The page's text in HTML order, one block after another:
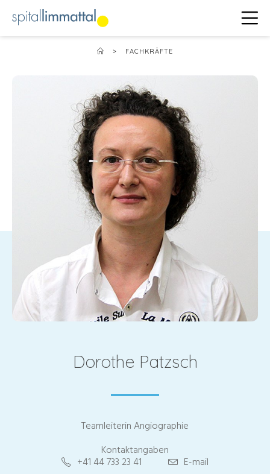
> FACHKRÄFTE
Dorothe Patzsch
Teamleiterin Angiographie
Kontaktangaben
+41 44 733 23 41 E-mail